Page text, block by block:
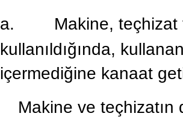
a.
Makine,
kullanıldığında,
içermediğine kanaat
Makine ve teçhizatın